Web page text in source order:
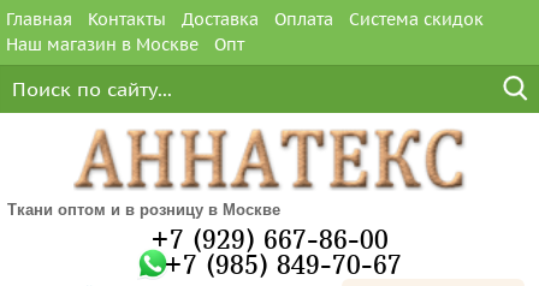
Главная Контакты Доставка Оплата
Система скидок
Наш магазин в Москве
Опт
Ткани оптом и в розницу в Москве
+7 (929) 667-86-00
+7 (985) 849-70-67